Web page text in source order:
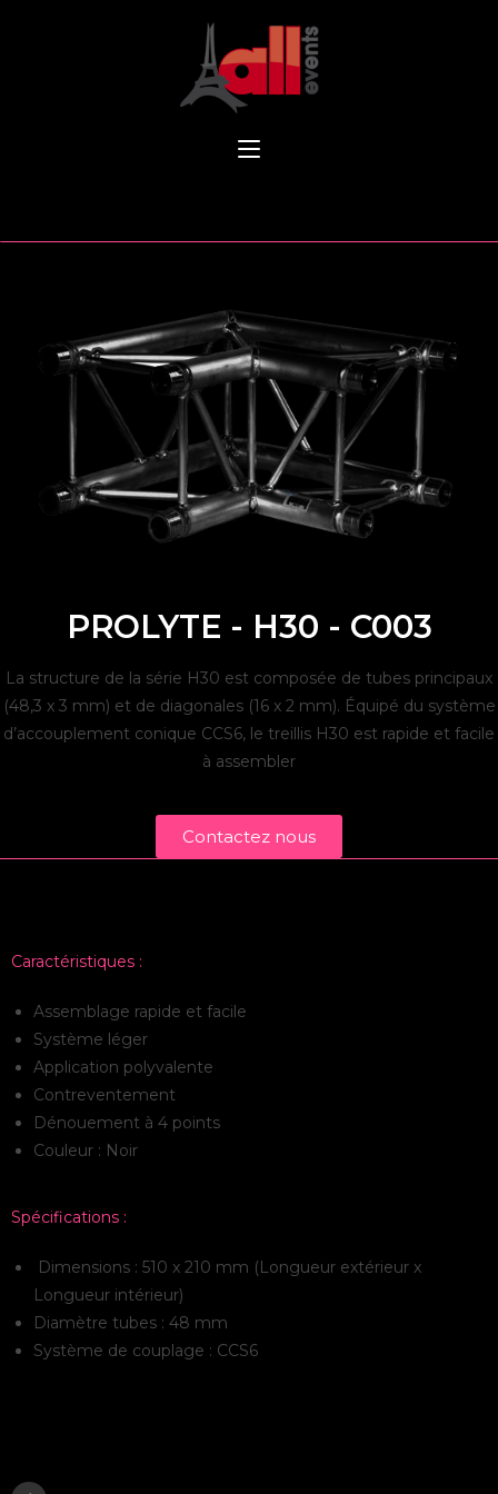
PROLYTE - H30 - C003
La structure de la série H30 est composée de tubes principaux
(48,3 x 3 mm) et de diagonales (16 x 2 mm). Équipé du système
d’accouplement conique CCS6, le treillis H30 est rapide et facile
à assembler
Contactez nous
Caractéristiques :
Assemblage rapide et facile
Système léger
Application polyvalente
Contreventement
Dénouement à 4 points
Couleur : Noir
Spécifications :
Dimensions : 510 x 210 mm (Longueur extérieur x
Longueur intérieur)
Diamètre tubes : 48 mm
Système de couplage : CCS6